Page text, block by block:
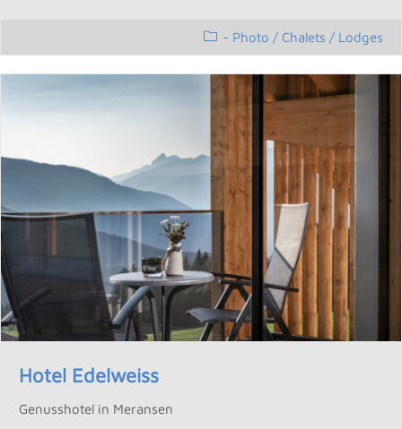
- Photo / Chalets / Lodges
Hotel Edelweiss
Genusshotel in Meransen